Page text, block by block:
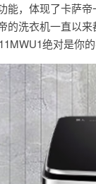
能，体现了卡萨
的洗衣机一直以
绝对是你的